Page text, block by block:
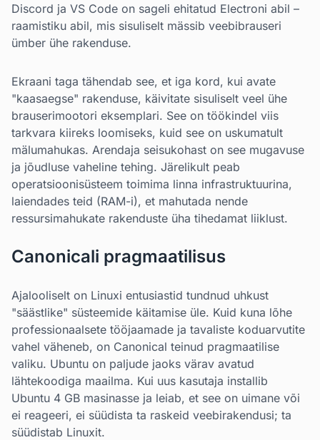
Discord ja VS Code on sageli ehitatud Electroni abil –
raamistiku abil, mis sisuliselt mässib veebibrauseri
ümber ühe rakenduse.
Ekraani taga tähendab see, et iga kord, kui avate
"kaasaegse" rakenduse, käivitate sisuliselt veel ühe
brauserimootori eksemplari. See on töökindel viis
tarkvara kiireks loomiseks, kuid see on uskumatult
mälumahukas. Arendaja seisukohast on see mugavuse
ja jõudluse vaheline tehing. Järelikult peab
operatsioonisüsteem toimima linna infrastruktuurina,
laiendades teid (RAM-i), et mahutada nende
ressursimahukate rakenduste üha tihedamat liiklust.
Canonicali pragmaatilisus
Ajalooliselt on Linuxi entusiastid tundnud uhkust
"säästlike" süsteemide käitamise üle. Kuid kuna lõhe
professionaalsete tööjaamade ja tavaliste koduarvutite
vahel väheneb, on Canonical teinud pragmaatilise
valiku. Ubuntu on paljude jaoks värav avatud
lähtekoodiga maailma. Kui uus kasutaja installib
Ubuntu 4 GB masinasse ja leiab, et see on uimane või
ei reageeri, ei süüdista ta raskeid veebirakendusi; ta
süüdistab Linuxit.